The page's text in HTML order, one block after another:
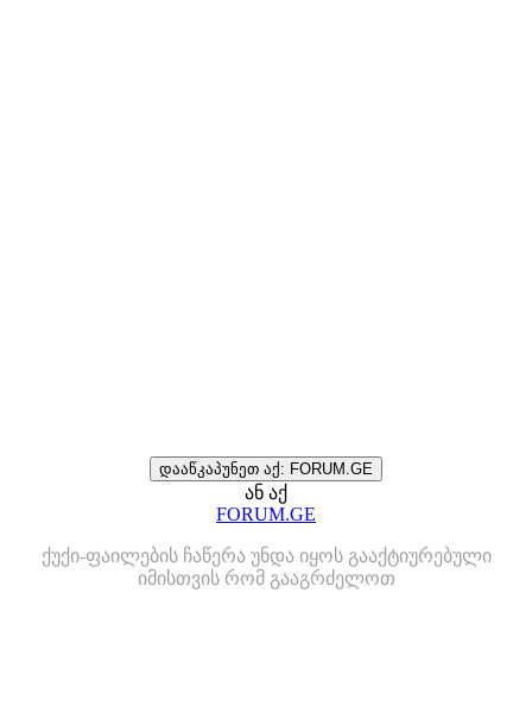
დააწკაპუნეთ აქ: FORUM.GE
ან აქ
FORUM.GE
ქუქი-ფაილების ჩაწერა უნდა იყოს გააქტიურებული
იმისთვის რომ გააგრძელოთ